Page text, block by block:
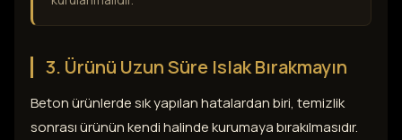
3. Ürünü Uzun Süre Islak Bırakmayın
Beton ürünlerde sık yapılan hatalardan biri, temizlik
sonrası ürünün kendi halinde kurumaya bırakılmasıdır.